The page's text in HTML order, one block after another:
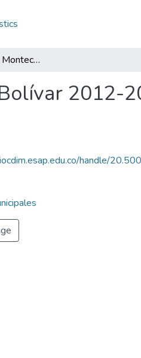
Plan de Desarrollo Montecristo Bolívar 2012-2015: PD Montecristo Bolívar 2012-2015
2012-
handle/